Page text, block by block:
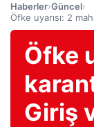
Haberler›Güncel›
Öfke uyarısı: 2
Öfke
Giriş